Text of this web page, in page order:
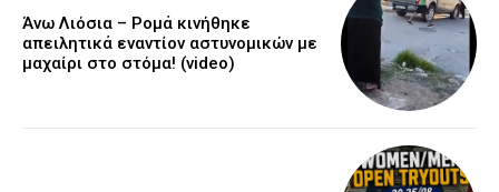
Άνω Λιόσια – Ρομά κινήθηκε
απειλητικά εναντίον αστυνομικών με
μαχαίρι στο στόμα! (video)